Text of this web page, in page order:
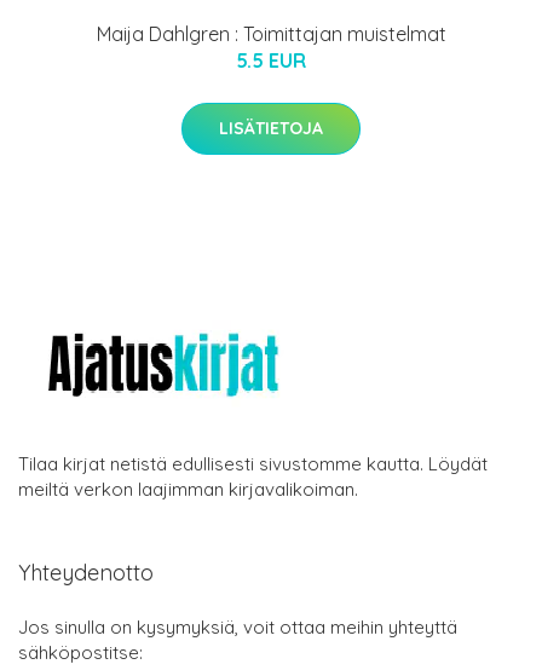
Maija Dahlgren : Toimittajan muistelmat
5.5 EUR
LISÄTIETOJA
Tilaa kirjat netistä edullisesti sivustomme kautta. Löydät
meiltä verkon laajimman kirjavalikoiman.
Yhteydenotto
Jos sinulla on kysymyksiä, voit ottaa meihin yhteyttä
sähköpostitse: